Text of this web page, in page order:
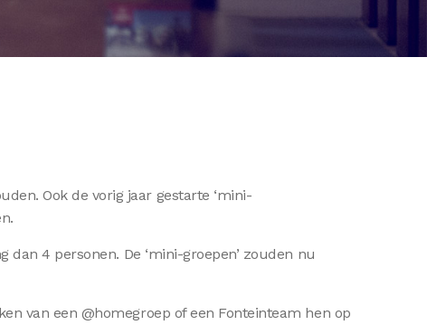
Ook de vorig jaar gestarte ‘mini-
4 personen. De ‘mini-groepen’ zouden nu
van een @homegroep of een Fonteinteam hen op